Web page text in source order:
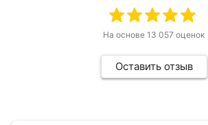
На основе 13 057 оценок
Оставить отзыв